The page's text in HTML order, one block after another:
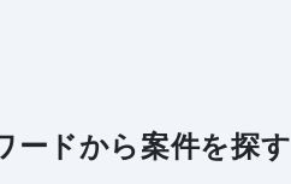
ードから案件を探す